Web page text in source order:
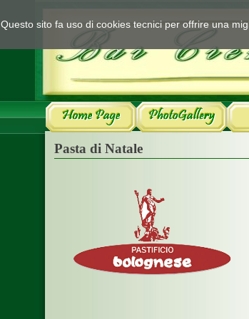
Pasta di Natale
Questo sito fa uso di cookies tecnici per offrire una